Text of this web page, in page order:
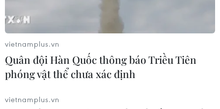
Ảnh minh họa. (Nguồn: Wall Street Journal)
Ngày 14/3, hãng cung ứng chip Wi-Fi Broadcom
có trụ sở tại Singapore thông báo sẽ từ bỏ
vietnamplus.vn
Quân đội Hàn Quốc thông báo Triều Tiên
phóng vật thể chưa xác định
vietnamplus.vn